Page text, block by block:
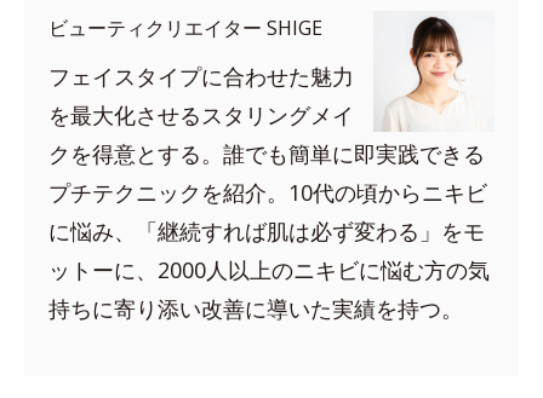
ビューティクリエイター SHIGE
フェイスタイプに合わせた魅力
を最大化させるスタリングメイ
クを得意とする。誰でも簡単に即実践できる
プチテクニックを紹介。10代の頃からニキビ
に悩み、「継続すれば肌は必ず変わる」をモ
ットーに、2000人以上のニキビに悩む方の気
持ちに寄り添い改善に導いた実績を持つ。